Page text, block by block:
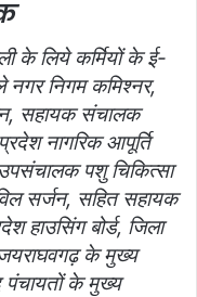
के लिये कर्मियों के ई-
निगम कमिश्नर,
सहायक संचालक
नागरिक आपूर्ति
पशु चिकित्सा
सर्जन, सहित सहायक
हाउसिंग बोर्ड, जिला
के मुख्य
पंचायतों के मुख्य